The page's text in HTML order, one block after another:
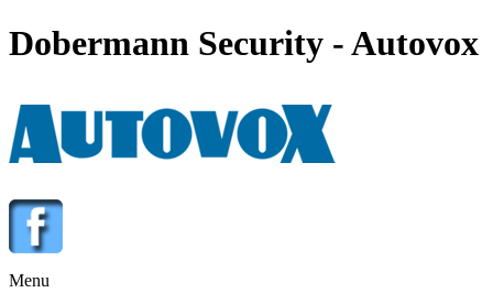
Dobermann Security - Autovox
Menu